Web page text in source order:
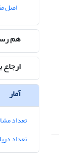
اصل
هم
ارجاع
آمار
تعداد
تعداد